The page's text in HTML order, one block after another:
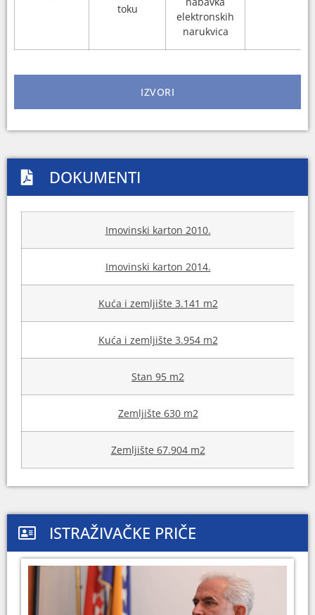
toku
elektronskih
narukvica
IZVORI
DOKUMENTI
Imovinski karton 2010.
Imovinski karton 2014.
Kuća i zemljište 3.141 m2
Kuća i zemljište 3.954 m2
Stan 95 m2
Zemljište 630 m2
Zemljište 67.904 m2
ISTRAŽIVAČKE PRIČE